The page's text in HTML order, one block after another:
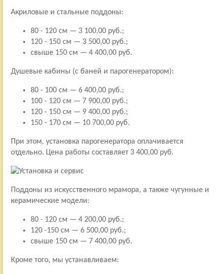
Акриловые и стальные поддоны:
80 - 120 см — 3 100,00 руб.;
120 - 150 см — 3 500,00 руб.;
свыше 150 см — 4 400,00 руб.
Душевые кабины (с баней и парогенератором):
80 - 100 см — 6 400,00 руб.;
100 - 120 см — 7 900,00 руб.;
120 - 150 см — 9 400,00 руб.;
150 - 170 см — 10 700,00 руб.
При этом, установка парогенератора оплачивается
отдельно. Цена работы составляет 3 400,00 руб.
Поддоны из искусственного мрамора, а также чугунные и
керамические модели:
80 - 120 см — 4 200,00 руб.;
120 -150 см — 6 500,00 руб.;
свыше 150 см — 7 400,00 руб.
Кроме того, мы устанавливаем: